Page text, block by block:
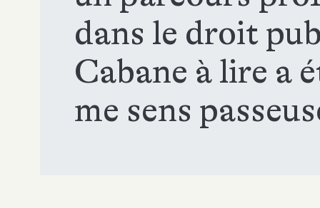
dans le droit
Cabane à lire a
me sens